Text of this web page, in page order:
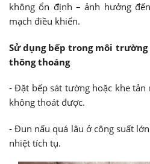
không ổn định – ảnh hưởng
mạch điều khiển.
Sử dụng bếp trong môi
thông thoáng
- Đặt bếp sát tường hoặc khe
không thoát được.
- Đun nấu quá lâu ở công suất
nhiệt tích tụ.